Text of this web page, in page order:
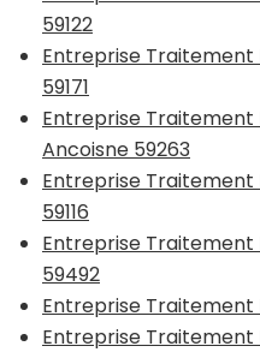
59122
Entreprise Traitement
59171
Entreprise Traitement
Ancoisne 59263
Entreprise Traitement
59116
Entreprise Traitement
59492
Entreprise Traitement
Entreprise Traitement